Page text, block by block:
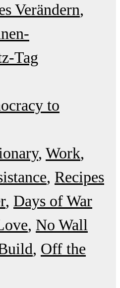
Verändern
Tag
to
Work
Recipes
Days of War
No Wall
Off the